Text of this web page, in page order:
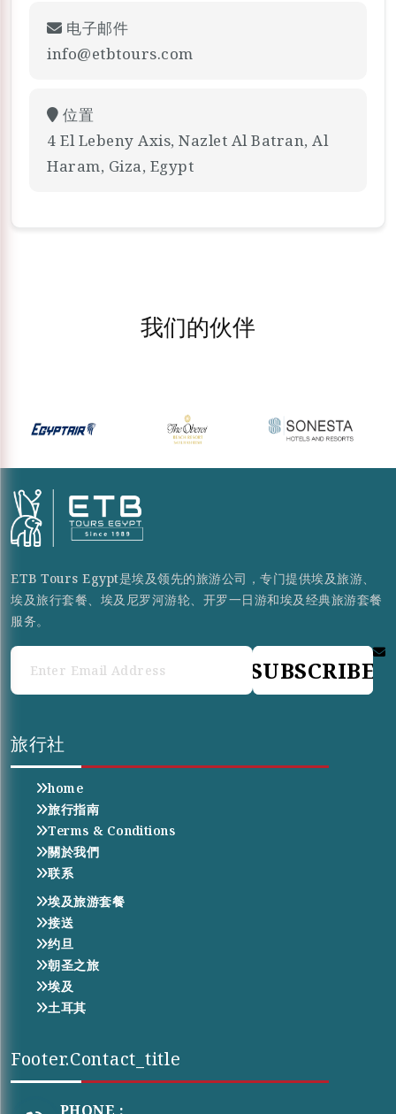
电子邮件
info@etbtours.com
位置
4 El Lebeny Axis, Nazlet Al Batran, Al
Haram, Giza, Egypt
我们的伙伴
ETB Tours Egypt是埃及领先的旅游公司，专门提供埃及旅游、
埃及旅行套餐、埃及尼罗河游轮、开罗一日游和埃及经典旅游套餐
服务。
SUBSCRIBE
旅行社
home
旅行指南
Terms & Conditions
關於我們
联系
埃及旅游套餐
接送
约旦
朝圣之旅
埃及
土耳其
Footer.contact_title